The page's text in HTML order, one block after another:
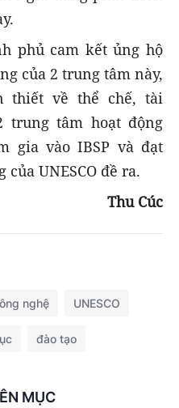
phủ cam kết ủng hộ
của 2 trung tâm này,
thiết về thể chế, tài
tâm hoạt động
gia vào IBSP và đạt
UNESCO đề ra.
Thu Cúc
nghệ UNESCO
đào tạo
MỤC